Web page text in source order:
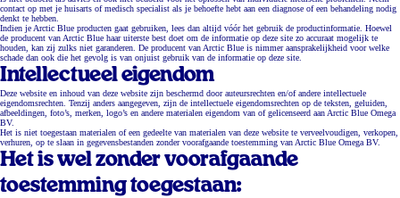
contact op met je huisarts of medisch specialist als je behoefte hebt aan een diagnose of een behandeling nodig
denkt te hebben.
Indien je Arctic Blue producten gaat gebruiken, lees dan altijd vóór het gebruik de productinformatie. Hoewel
de producent van Arctic Blue haar uiterste best doet om de informatie op deze site zo accuraat mogelijk te
houden, kan zij zulks niet garanderen. De producent van Arctic Blue is nimmer aansprakelijkheid voor welke
schade dan ook die het gevolg is van onjuist gebruik van de informatie op deze site.
Intellectueel eigendom
Deze website en inhoud van deze website zijn beschermd door auteursrechten en/of andere intellectuele
eigendomsrechten. Tenzij anders aangegeven, zijn de intellectuele eigendomsrechten op de teksten, geluiden,
afbeeldingen, foto’s, merken, logo’s en andere materialen eigendom van of gelicenseerd aan Arctic Blue Omega
BV.
Het is niet toegestaan materialen of een gedeelte van materialen van deze website te verveelvoudigen, verkopen,
verhuren, op te slaan in gegevensbestanden zonder voorafgaande toestemming van Arctic Blue Omega BV.
Het is wel zonder voorafgaande
toestemming toegestaan: